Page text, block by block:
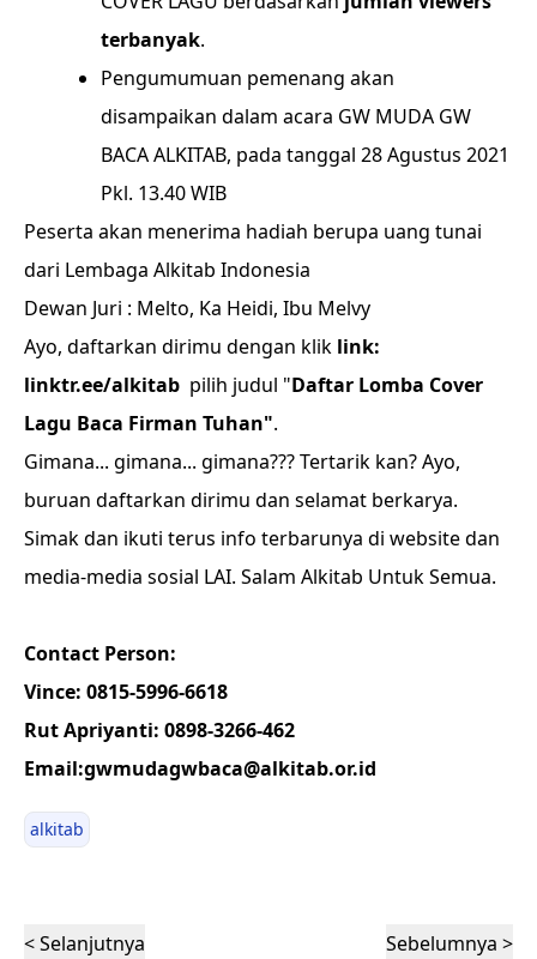
terbanyak.
Pengumumuan pemenang akan
disampaikan dalam acara GW MUDA GW
BACA ALKITAB, pada tanggal 28 Agustus 2021
Pkl. 13.40 WIB
Peserta akan menerima hadiah berupa uang tunai
dari Lembaga Alkitab Indonesia
Dewan Juri : Melto, Ka Heidi, Ibu Melvy
Ayo, daftarkan dirimu dengan klik link:
linktr.ee/alkitab pilih judul "Daftar Lomba Cover
Lagu Baca Firman Tuhan".
Gimana... gimana... gimana??? Tertarik kan? Ayo,
buruan daftarkan dirimu dan selamat berkarya.
Simak dan ikuti terus info terbarunya di website dan
media-media sosial LAI. Salam Alkitab Untuk Semua.
Contact Person:
Vince: 0815-5996-6618
Rut Apriyanti: 0898-3266-462
Email:gwmudagwbaca@alkitab.or.id
alkitab
< Selanjutnya Sebelumnya >